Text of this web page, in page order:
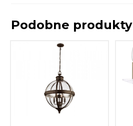
Podobne produkty